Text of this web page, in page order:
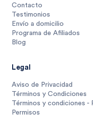
Contacto
Testimonios
Envío a domicilio
Programa de Afiliados
Blog
Legal
Aviso de Privacidad
Términos y Condiciones
Términos y condiciones -
Permisos